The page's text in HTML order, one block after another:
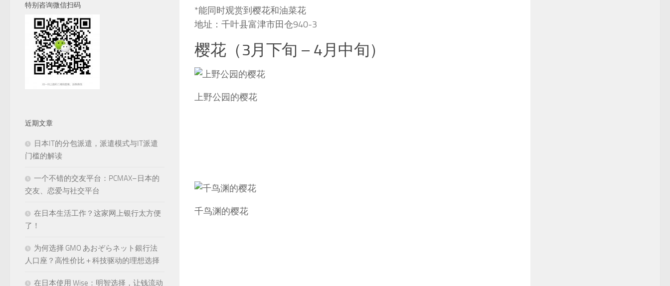
*能同时观赏到樱花和油菜花
地址：千叶县富津市田仓940-3
樱花（3月下旬 – 4月中旬）
上野公园的樱花
千鸟渊的樱花
特别咨询微信扫码
近期文章
日本IT的分包派遣，派遣模式与IT派遣
门槛的解读
一个不错的交友平台：PCMAX–日本的
交友、恋爱与社交平台
在日本生活工作？这家网上银行太方便
了！
为何选择 GMO あおぞらネット銀行法
人口座？高性价比＋科技驱动的理想选择
在日本使用 Wise：明智选择，让钱流动